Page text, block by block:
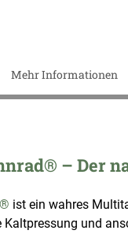
– Der
ist ein wahres
Kaltpressung und
Mehr Informationen